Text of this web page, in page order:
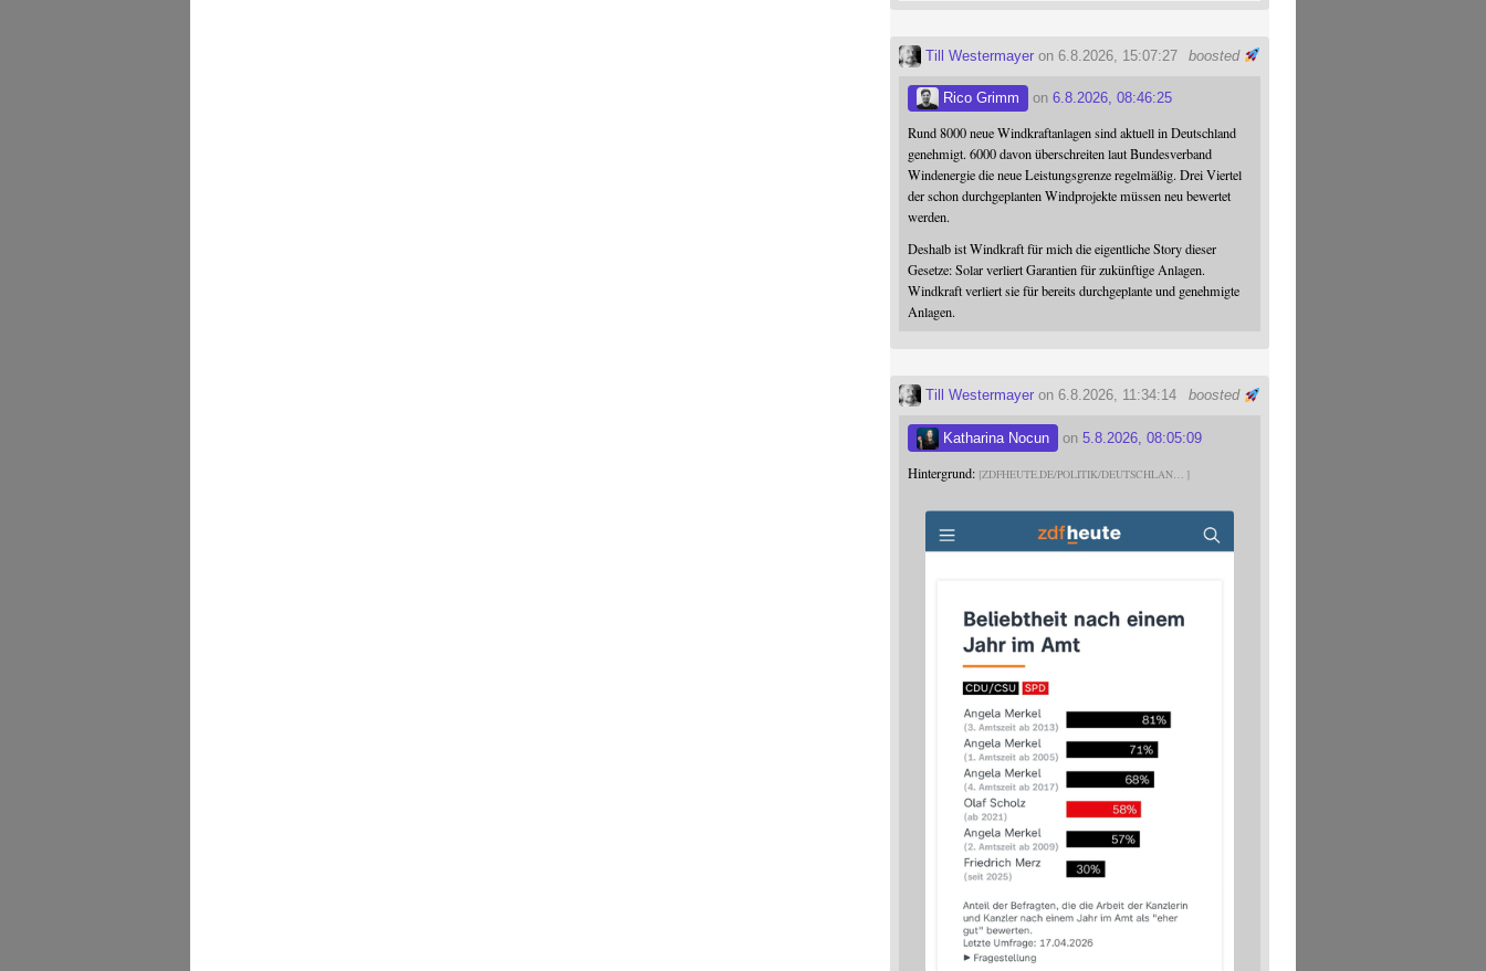
boosted
Till Westermayer on 6.8.2026, 15:07:27
Rico Grimm on6.8.2026, 08:46:25
Rund 8000 neue Windkraftanlagen sind aktuell in Deutschland
genehmigt. 6000 davon überschreiten laut Bundesverband
Windenergie die neue Leistungsgrenze regelmäßig. Drei Viertel
der schon durchgeplanten Windprojekte müssen neu bewertet
werden.
Deshalb ist Windkraft für mich die eigentliche Story dieser
Gesetze: Solar verliert Garantien für zukünftige Anlagen.
Windkraft verliert sie für bereits durchgeplante und genehmigte
Anlagen.
boosted
Till Westermayer on 6.8.2026, 11:34:14
Katharina Nocun on5.8.2026, 08:05:09
Hintergrund: ZDFHEUTE.DE/POLITIK/DEUTSCHLAN